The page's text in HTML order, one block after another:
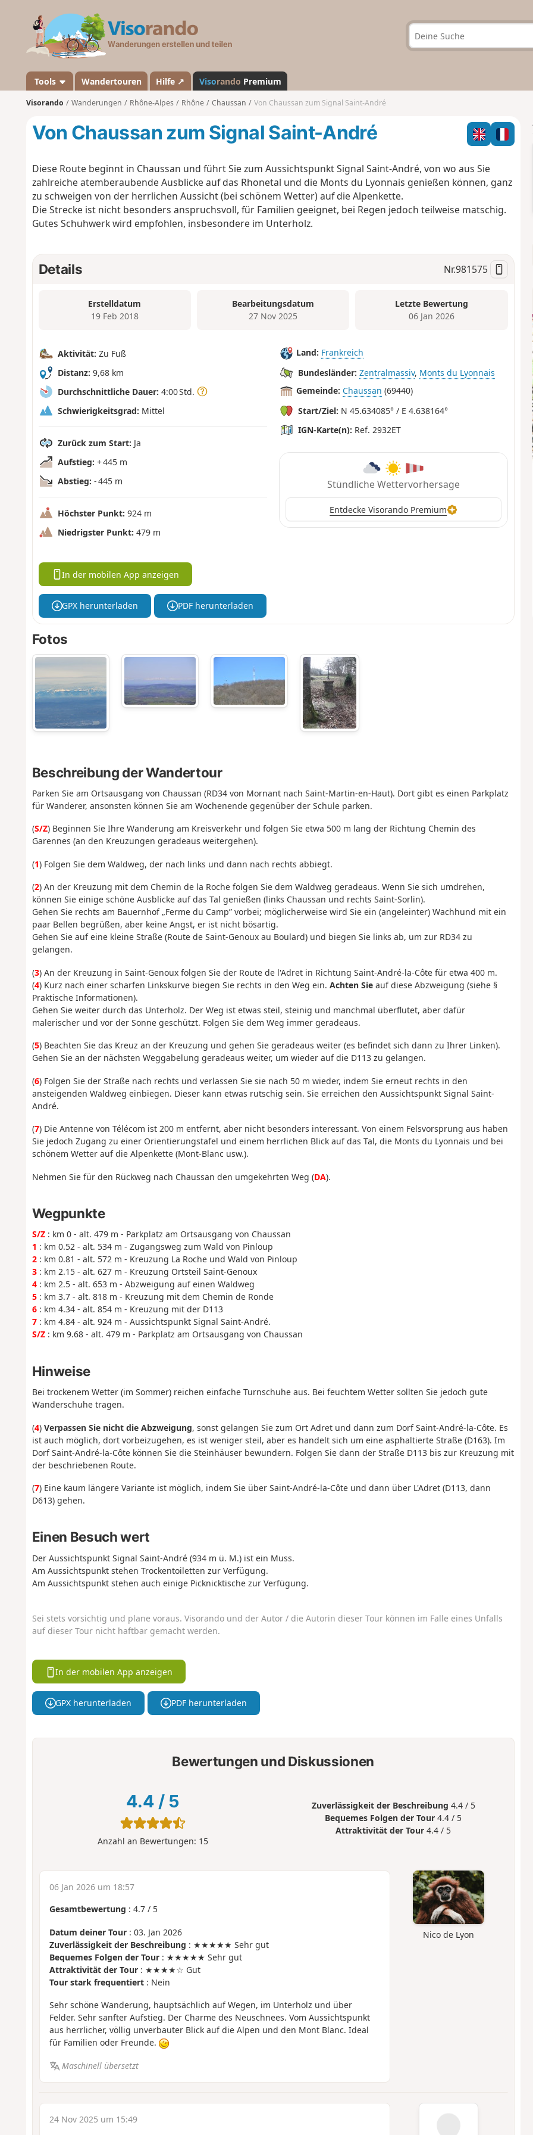
a
n
d
Tools Wandertouren Hilfe ↗ Visorando Premium
Visorando Wanderungen Rhône-Alpes Rhône Chaussan Von Chaussan zum Signal Saint-André
Von Chaussan zum Signal Saint-André
Diese Route beginnt in Chaussan und führt Sie zum Aussichtspunkt Signal Saint-André, von wo aus Sie
zahlreiche atemberaubende Ausblicke auf das Rhonetal und die Monts du Lyonnais genießen können, ganz
zu schweigen von der herrlichen Aussicht (bei schönem Wetter) auf die Alpenkette.
Die Strecke ist nicht besonders anspruchsvoll, für Familien geeignet, bei Regen jedoch teilweise matschig.
Gutes Schuhwerk wird empfohlen, insbesondere im Unterholz.
Details Nr.981575
Erstelldatum
19 Feb 2018
Bearbeitungsdatum
27 Nov 2025
Letzte Bewertung
06 Jan 2026
Aktivität: Zu Fuß
Distanz: 9,68 km
Durchschnittliche Dauer: 4:00 Std.
Schwierigkeitsgrad: Mittel
Zurück zum Start: Ja
Aufstieg: + 445 m
Abstieg: - 445 m
Höchster Punkt: 924 m
Niedrigster Punkt: 479 m
Land: Frankreich
Bundesländer: Zentralmassiv, Monts du Lyonnais
Gemeinde: Chaussan (69440)
Start/Ziel: N 45.634085° / E 4.638164°
IGN-Karte(n): Ref. 2932ET
Stündliche Wettervorhersage
Entdecke Visorando Premium
In der mobilen App anzeigen
GPX herunterladen PDF herunterladen
Fotos
Beschreibung der Wandertour
Parken Sie am Ortsausgang von Chaussan (RD34 von Mornant nach Saint-Martin-en-Haut). Dort gibt es einen Parkplatz
für Wanderer, ansonsten können Sie am Wochenende gegenüber der Schule parken.
(S/Z) Beginnen Sie Ihre Wanderung am Kreisverkehr und folgen Sie etwa 500 m lang der Richtung Chemin des
Garennes (an den Kreuzungen geradeaus weitergehen).
(1) Folgen Sie dem Waldweg, der nach links und dann nach rechts abbiegt.
(2) An der Kreuzung mit dem Chemin de la Roche folgen Sie dem Waldweg geradeaus. Wenn Sie sich umdrehen,
können Sie einige schöne Ausblicke auf das Tal genießen (links Chaussan und rechts Saint-Sorlin).
Gehen Sie rechts am Bauernhof „Ferme du Camp” vorbei; möglicherweise wird Sie ein (angeleinter) Wachhund mit ein
paar Bellen begrüßen, aber keine Angst, er ist nicht bösartig.
Gehen Sie auf eine kleine Straße (Route de Saint-Genoux au Boulard) und biegen Sie links ab, um zur RD34 zu
gelangen.
(3) An der Kreuzung in Saint-Genoux folgen Sie der Route de l'Adret in Richtung Saint-André-la-Côte für etwa 400 m.
(4) Kurz nach einer scharfen Linkskurve biegen Sie rechts in den Weg ein. Achten Sieauf diese Abzweigung (siehe §
Praktische Informationen).
Gehen Sie weiter durch das Unterholz. Der Weg ist etwas steil, steinig und manchmal überflutet, aber dafür
malerischer und vor der Sonne geschützt. Folgen Sie dem Weg immer geradeaus.
(5) Beachten Sie das Kreuz an der Kreuzung und gehen Sie geradeaus weiter (es befindet sich dann zu Ihrer Linken).
Gehen Sie an der nächsten Weggabelung geradeaus weiter, um wieder auf die D113 zu gelangen.
(6) Folgen Sie der Straße nach rechts und verlassen Sie sie nach 50 m wieder, indem Sie erneut rechts in den
ansteigenden Waldweg einbiegen. Dieser kann etwas rutschig sein. Sie erreichen den Aussichtspunkt Signal Saint-
André.
(7) Die Antenne von Télécom ist 200 m entfernt, aber nicht besonders interessant. Von einem Felsvorsprung aus haben
Sie jedoch Zugang zu einer Orientierungstafel und einem herrlichen Blick auf das Tal, die Monts du Lyonnais und bei
schönem Wetter auf die Alpenkette (Mont-Blanc usw.).
Nehmen Sie für den Rückweg nach Chaussan den umgekehrten Weg (DA).
Wegpunkte
S/Z: km 0 - alt. 479 m - Parkplatz am Ortsausgang von Chaussan
1 : km 0.52 - alt. 534 m - Zugangsweg zum Wald von Pinloup
2: km 0.81 - alt. 572 m - Kreuzung La Roche und Wald von Pinloup
3: km 2.15 - alt. 627 m - Kreuzung Ortsteil Saint-Genoux
4: km 2.5 - alt. 653 m - Abzweigung auf einen Waldweg
5: km 3.7 - alt. 818 m - Kreuzung mit dem Chemin de Ronde
6: km 4.34 - alt. 854 m - Kreuzung mit der D113
7: km 4.84 - alt. 924 m - Aussichtspunkt Signal Saint-André.
S/Z: km 9.68 - alt. 479 m - Parkplatz am Ortsausgang von Chaussan
Hinweise
Bei trockenem Wetter (im Sommer) reichen einfache Turnschuhe aus. Bei feuchtem Wetter sollten Sie jedoch gute
Wanderschuhe tragen.
(4) Verpassen Sie nicht die Abzweigung, sonst gelangen Sie zum Ort Adret und dann zum Dorf Saint-André-la-Côte. Es
ist auch möglich, dort vorbeizugehen, es ist weniger steil, aber es handelt sich um eine asphaltierte Straße (D163). Im
Dorf Saint-André-la-Côte können Sie die Steinhäuser bewundern. Folgen Sie dann der Straße D113 bis zur Kreuzung mit
der beschriebenen Route.
(7) Eine kaum längere Variante ist möglich, indem Sie über Saint-André-la-Côte und dann über L'Adret (D113, dann
D613) gehen.
Einen Besuch wert
Der Aussichtspunkt Signal Saint-André (934 m ü. M.) ist ein Muss.
Am Aussichtspunkt stehen Trockentoiletten zur Verfügung.
Am Aussichtspunkt stehen auch einige Picknicktische zur Verfügung.
Sei stets vorsichtig und plane voraus. Visorando und der Autor / die Autorin dieser Tour können im Falle eines Unfalls
auf dieser Tour nicht haftbar gemacht werden.
In der mobilen App anzeigen
GPX herunterladen PDF herunterladen
Bewertungen und Diskussionen
4.4 / 5
Anzahl an Bewertungen: 15
Zuverlässigkeit der Beschreibung 4.4 / 5
Bequemes Folgen der Tour 4.4 / 5
Attraktivität der Tour 4.4 / 5
Nico de Lyon
06 Jan 2026 um 18:57
Gesamtbewertung : 4.7/ 5
Datum deiner Tour: 03. Jan 2026
Zuverlässigkeit der Beschreibung : ★★★★★ Sehr gut
Bequemes Folgen der Tour: ★★★★★ Sehr gut
Attraktivität der Tour: ★★★★☆ Gut
Tour stark frequentiert: Nein
Sehr schöne Wanderung, hauptsächlich auf Wegen, im Unterholz und über
Felder. Sehr sanfter Aufstieg. Der Charme des Neuschnees. Vom Aussichtspunkt
aus herrlicher, völlig unverbauter Blick auf die Alpen und den Mont Blanc. Ideal
für Familien oder Freunde.
Maschinell übersetzt
24 Nov 2025 um 15:49